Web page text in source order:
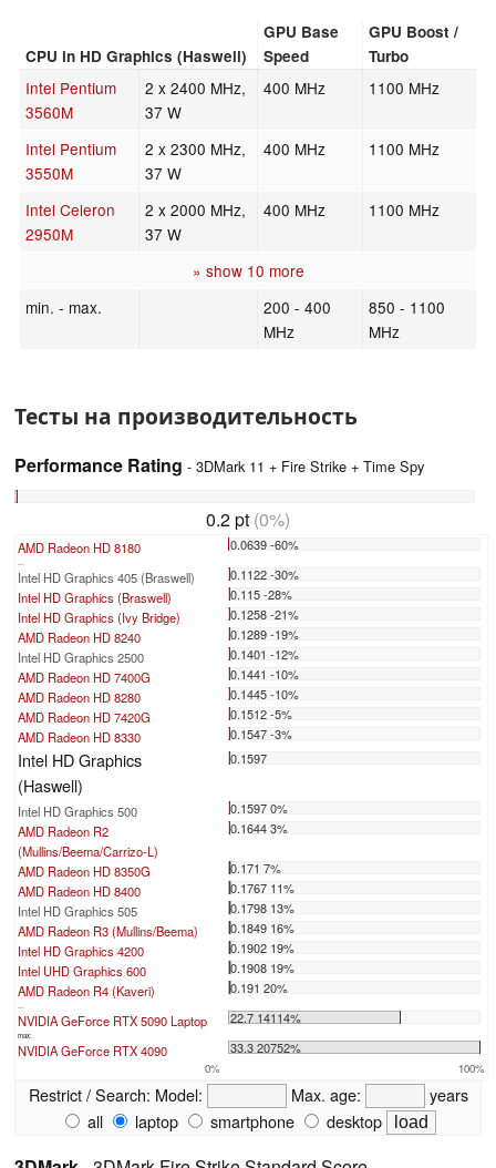
CPU in HD Graphics (Haswell)
GPU Base
Speed
GPU Boost /
Turbo
Intel Pentium
3560M
2 x 2400 MHz,
37 W
400 MHz 1100 MHz
Intel Pentium
3550M
2 x 2300 MHz,
37 W
400 MHz 1100 MHz
Intel Celeron
2950M
2 x 2000 MHz,
37 W
400 MHz 1100 MHz
» show 10 more
min. - max.
200 - 400
MHz
850 - 1100
MHz
Тесты на производительность
Performance Rating - 3DMark 11 + Fire Strike + Time Spy
0.2 pt (0%)
AMD Radeon HD 8180 0.0639 -60%
Intel HD Graphics 405 (Braswell)
0.1122 -30%
Intel HD Graphics (Braswell)
0.115 -28%
Intel HD Graphics (Ivy Bridge)
0.1258 -21%
AMD Radeon HD 8240
0.1289 -19%
Intel HD Graphics 2500
0.1401 -12%
AMD Radeon HD 7400G
0.1441 -10%
AMD Radeon HD 8280
0.1445 -10%
AMD Radeon HD 7420G
0.1512 -5%
AMD Radeon HD 8330
0.1547 -3%
Intel HD Graphics
(Haswell)
0.1597
Intel HD Graphics 500
0.1597 0%
AMD Radeon R2
(Mullins/Beema/Carrizo-L)
0.1644 3%
AMD Radeon HD 8350G
0.171 7%
AMD Radeon HD 8400
0.1767 11%
Intel HD Graphics 505
0.1798 13%
AMD Radeon R3 (Mullins/Beema)
0.1849 16%
Intel HD Graphics 4200
0.1902 19%
Intel UHD Graphics 600
0.1908 19%
AMD Radeon R4 (Kaveri)
0.191 20%
NVIDIA GeForce RTX 5090 Laptop 22.7 14114%
max:
NVIDIA GeForce RTX 4090 33.3 20752%
0% 100%
Restrict / Search: Model: Max. age:
years
all
laptop smartphone desktop